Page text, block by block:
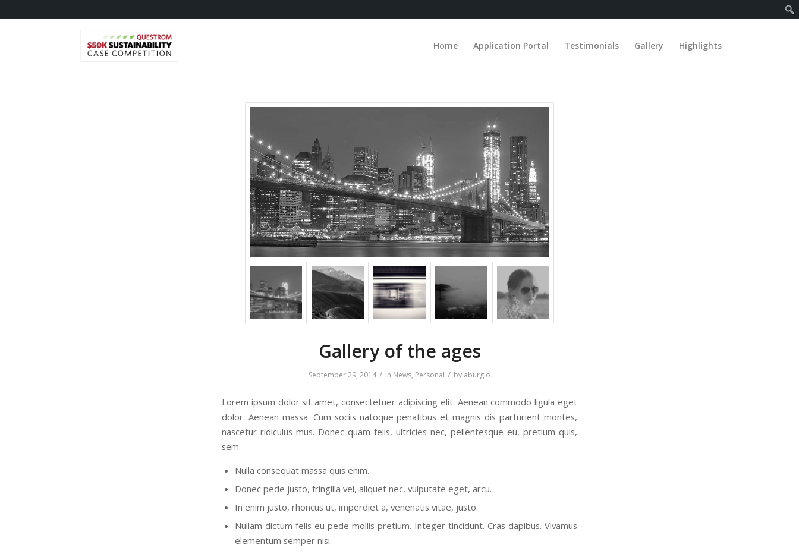
Home Application Portal Testimonials Gallery Highlights
Gallery of the ages
September 29, 2014 / in News, Personal / by aburgio
Lorem ipsum dolor sit amet, consectetuer adipiscing elit. Aenean commodo ligula eget
dolor. Aenean massa. Cum sociis natoque penatibus et magnis dis parturient montes,
nascetur ridiculus mus. Donec quam felis, ultricies nec, pellentesque eu, pretium quis,
sem.
Nulla consequat massa quis enim.
Donec pede justo, fringilla vel, aliquet nec, vulputate eget, arcu.
In enim justo, rhoncus ut, imperdiet a, venenatis vitae, justo.
Nullam dictum felis eu pede mollis pretium. Integer tincidunt. Cras dapibus. Vivamus
elementum semper nisi.